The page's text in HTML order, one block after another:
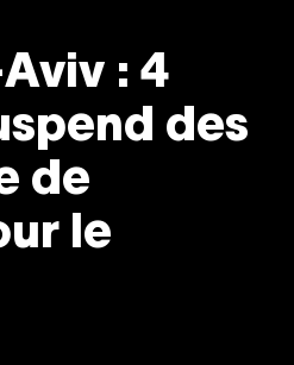
: 4
des
de
le